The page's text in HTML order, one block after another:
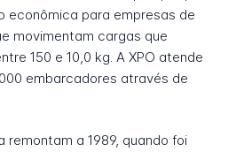
econômica para empresas de
movimentam cargas que
150 e 10,0 kg. A XPO atende
embarcadores através de
remontam a 1989, quando foi